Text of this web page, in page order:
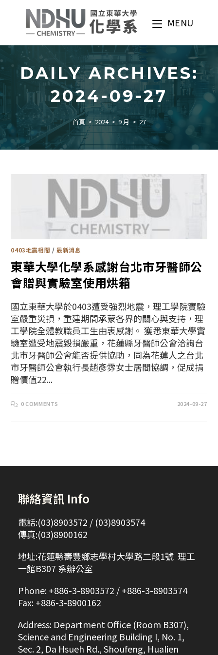
MENU
DAILY ARCHIVES:
2024-09-27
首頁 > 2024 > 9 月 > 27
0403地震相關 /最新消息
東華大學化學系感謝台北市牙醫師公
會贈與實驗室使用烘箱
國立東華大學於0403遭受強烈地震，理工學院實驗
室嚴重災損，重建期間承蒙各界的關心與支持，理
工學院全體教職員工生由衷感謝。 獲悉東華大學實
驗室遭受地震毀損嚴重，花蓮縣牙醫師公會洽詢台
北市牙醫師公會能否提供協助，同為花蓮人之台北
市牙醫師公會執行長趙彥雰女士居間協調，促成捐
贈價值22...
0 COMMENTS 2024-09-27
聯絡資訊 Info
電話:(03)8903572 / (03)8903574
傳真:(03)8900162
地址:花蓮縣壽豐鄉志學村大學路二段1號 理工
一館B307 系辦公室
Phone: +886-3-8903572 / +886-3-8903574
Fax: +886-3-8900162
Address: Department Office (Room B307),
Science and Engineering Building I, No. 1,
Sec. 2, Da Hsueh Rd., Shoufeng, Hualien